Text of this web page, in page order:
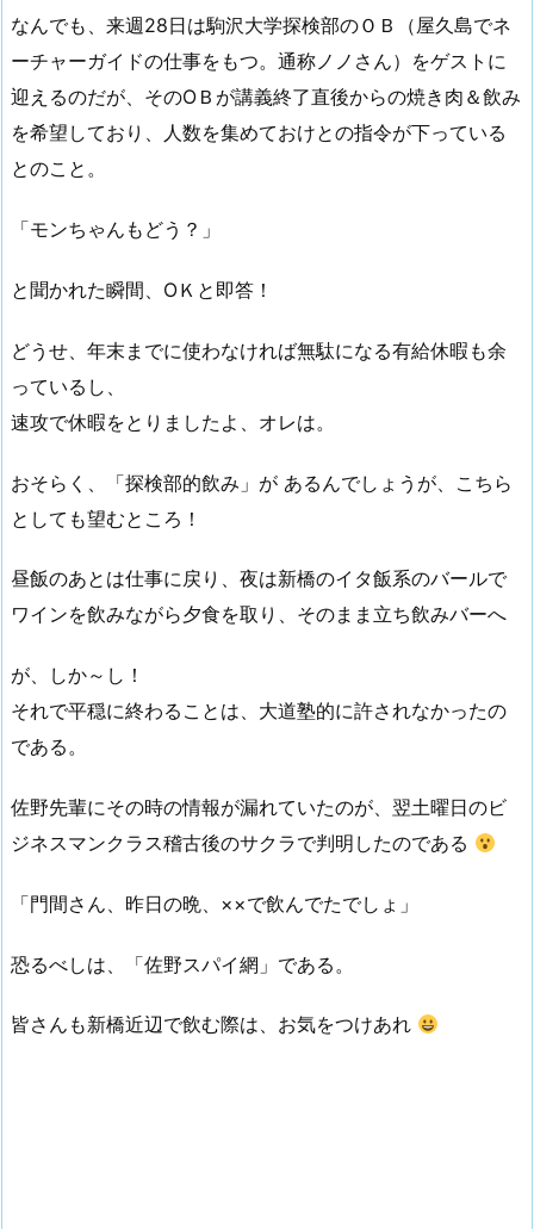
なんでも、来週28日は駒沢大学探検部のＯＢ（屋久島でネ
ーチャーガイドの仕事をもつ。通称ノノさん）をゲストに
迎えるのだが、そのОＢが講義終了直後からの焼き肉＆飲み
を希望しており、人数を集めておけとの指令が下っている
とのこと。
「モンちゃんもどう？」
と聞かれた瞬間、ОＫと即答！
どうせ、年末までに使わなければ無駄になる有給休暇も余
っているし、
速攻で休暇をとりましたよ、オレは。
おそらく、「探検部的飲み」が あるんでしょうが、こちら
としても望むところ！
昼飯のあとは仕事に戻り、夜は新橋のイタ飯系のバールで
ワインを飲みながら夕食を取り、そのまま立ち飲みバーへ
が、しか～し！
それで平穏に終わることは、大道塾的に許されなかったの
である。
佐野先輩にその時の情報が漏れていたのが、翌土曜日のビ
ジネスマンクラス稽古後のサクラで判明したのである
「門間さん、昨日の晩、××で飲んでたでしょ」
恐るべしは、「佐野スパイ網」である。
皆さんも新橋近辺で飲む際は、お気をつけあれ